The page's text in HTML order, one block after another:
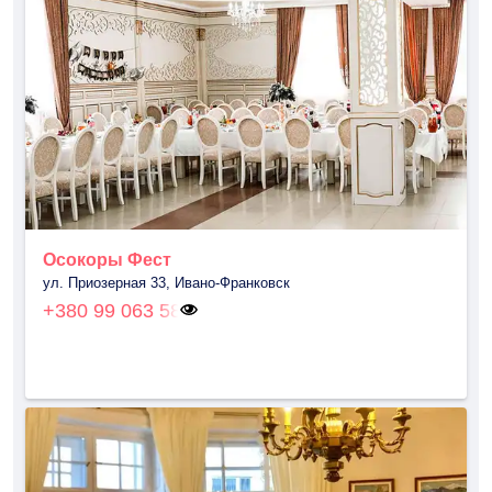
Осокоры Фест
ул. Приозерная 33, Ивано-Франковск
+380 99 063 58